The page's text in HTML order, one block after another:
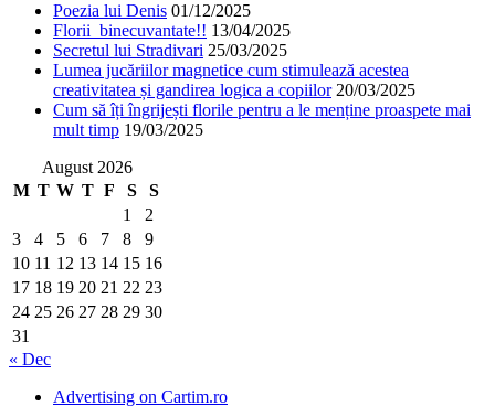
Poezia lui Denis 01/12/2025
Florii binecuvantate!! 13/04/2025
Secretul lui Stradivari 25/03/2025
Lumea jucăriilor magnetice cum stimulează acestea
creativitatea și gandirea logica a copiilor 20/03/2025
Cum să îți îngrijești florile pentru a le menține proaspete mai
mult timp 19/03/2025
August 2026
M T W T F S
S
1
2
3
4 5 6 7 8
9
10 11 12 13 14 15 16
17 18 19 20 21 22 23
24 25 26 27 28 29 30
31
« Dec
Advertising on Cartim.ro